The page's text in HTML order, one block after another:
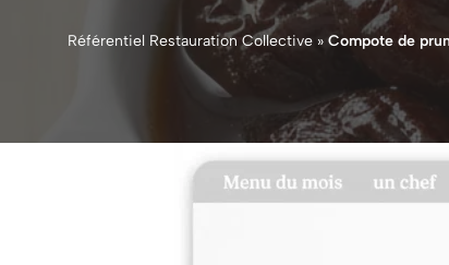
Référentiel Restauration Collective » Compote de